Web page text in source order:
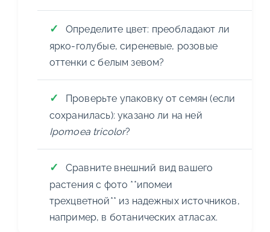
Определите цвет: преобладают ли
ярко-голубые, сиреневые, розовые
оттенки с белым зевом?
Проверьте упаковку от семян (если
сохранилась): указано ли на ней
Ipomoea tricolor?
Сравните внешний вид вашего
растения с фото **ипомеи
трехцветной** из надежных источников,
например, в ботанических атласах.